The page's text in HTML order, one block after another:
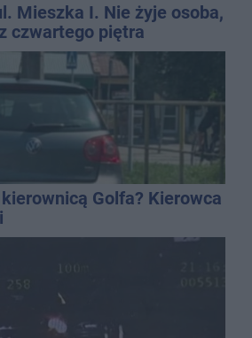
Mieszka I. Nie żyje osoba,
czwartego piętra
Golfa? Kierowca